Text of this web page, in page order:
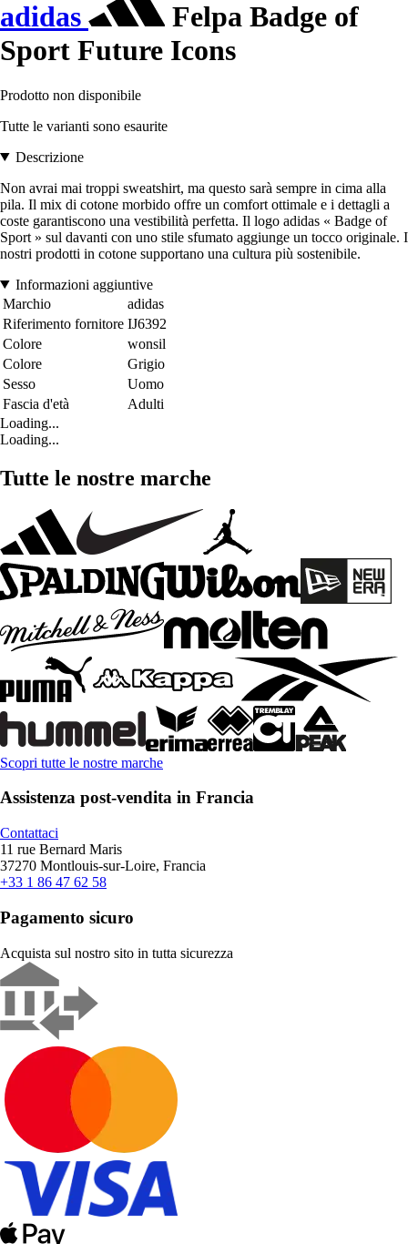
adidas
Felpa Badge of
Sport Future Icons
Prodotto non disponibile
Tutte le varianti sono esaurite
Descrizione
Non avrai mai troppi sweatshirt, ma questo sarà sempre in cima alla
pila. Il mix di cotone morbido offre un comfort ottimale e i dettagli a
coste garantiscono una vestibilità perfetta. Il logo adidas « Badge of
Sport » sul davanti con uno stile sfumato aggiunge un tocco originale. I
nostri prodotti in cotone supportano una cultura più sostenibile.
Informazioni aggiuntive
Marchio
adidas
Riferimento fornitore IJ6392
Colore
wonsil
Colore
Grigio
Sesso
Uomo
Fascia d'età
Adulti
Loading...
Loading...
Tutte le nostre marche
Scopri tutte le nostre marche
Assistenza post-vendita in Francia
Contattaci
11 rue Bernard Maris
37270 Montlouis-sur-Loire, Francia
+33 1 86 47 62 58
Pagamento sicuro
Acquista sul nostro sito in tutta sicurezza